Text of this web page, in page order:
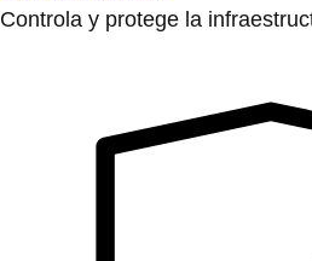
Controla y protege la